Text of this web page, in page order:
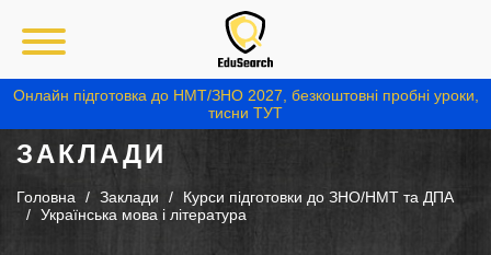
Онлайн підготовка до НМТ/ЗНО 2027, безкоштовні пробні уроки,
тисни ТУТ
ЗАКЛАДИ
Головна Заклади
Курси підготовки до ЗНО/НМТ та ДПА
Українська мова і література